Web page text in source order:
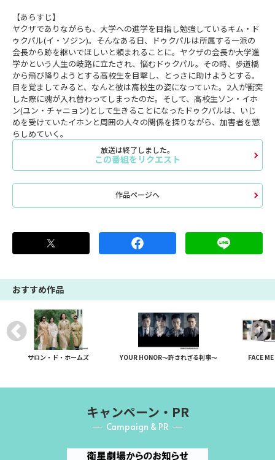
【あらすじ】
ヤクザでありながらも、大学への進学を目指し勉強しているキム・ド
ゥクパル(イ・ソジン)。そんなある日、ドゥクパルは所属する一派の
会長から跡を継いでほしいと頼まれることに。ヤクザの会長か大学進
学かという人生の岐路に立たされ、悩むドゥクパル。その時、歩道橋
から飛び降りようとする高校生を目撃し、とっさに助けようとする。
目を覚ましてみると、なんと彼は高校生の姿になっていた。2人が衝突
した際に魂が入れ替わってしまったのだ。そして、高校生ソン・イホ
ン(ユン・チャニョン)として生きることになったドゥクパルは、いじ
めを受けていたイホンと周囲の人々の関係を探りながら、加害者を懲
らしめていく。
放送は終了しました。
この番組をリクエスト
作品ページへ
おすすめ作品
サロン・ド・ホームズ YOUR HONOR～許されざる判事～ FACE ME
キャンペーン・PR
Campaign & PR